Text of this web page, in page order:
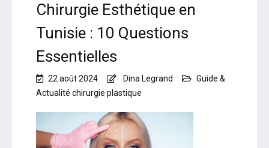
Chirurgie Esthétique en
Tunisie : 10 Questions
Essentielles
22 août 2024 Dina Legrand
Guide &
Actualité chirurgie plastique